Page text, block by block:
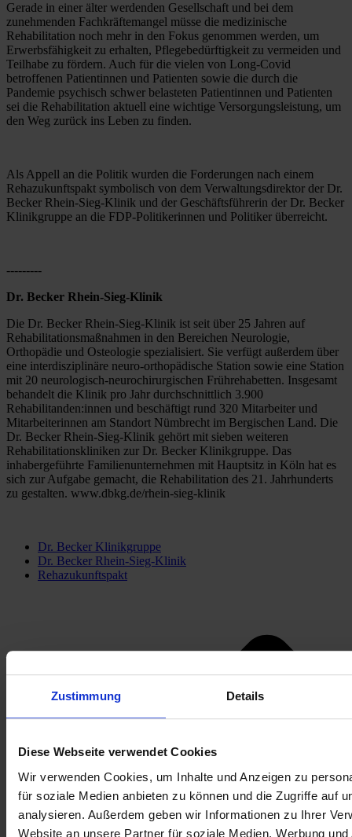
Zustimmung Details
Diese Webseite verwendet Cookies
Wir verwenden Cookies, um Inhalte und Anzeigen zu
für soziale Medien anbieten zu können und die Zugriffe auf
analysieren. Außerdem geben wir Informationen zu Ihrer
Website an unsere Partner für soziale Medien, Werbung
Gerade in einer älter werdenden Gesellschaft und bei dem
zunehmenden Fachkräftemangel müsse die medizinische
Rehabilitation noch mehr in den Fokus genommen werden, um
Erwerbsfähigkeit zu erhalten, Pflegebedürftigkeit zu vermeiden und
Teilhabe zu fördern. Auch für die vielen von Long-Covid
betroffenen Patientinnen und Patienten sowie die durch die
Pandemie psychisch schwer belasteten Patientinnen und Patienten
sei die Rehabilitation aktuell eine wichtige Versorgungsleistung, um
den Weg zurück ins Leben zu finden.
Als Appell an die Politik wurden die Forderungen nach einem
Rehazukunftspakt symbolisch von dem Verwaltungsdirektor der Dr.
Becker Rhein-Sieg-Klinik und der Geschäftsführerin der Dr. Becker
Klinikgruppe an die FDP-Politikerinnen und Politiker überreicht.
---------
Dr. Becker Rhein-Sieg-Klinik
Die Dr. Becker Rhein-Sieg-Klinik ist seit über 25 Jahren auf
Rehabilitationsmaßnahmen in den Bereichen Neurologie,
Orthopädie und Osteologie spezialisiert. Sie verfügt außerdem über
eine interdisziplinäre neuro-orthopädische Station sowie eine Station
mit 20 neurologisch-neurochirurgischen Frührehabetten. Insgesamt
behandelt die Klinik pro Jahr durchschnittlich 3.900
Rehabilitanden:innen und beschäftigt rund 320 Mitarbeiter und
Mitarbeiterinnen am Standort Nümbrecht im Bergischen Land. Die
Dr. Becker Rhein-Sieg-Klinik gehört mit sieben weiteren
Rehabilitationskliniken zur Dr. Becker Klinikgruppe. Das
inhabergeführte Familienunternehmen mit Hauptsitz in Köln hat es
sich zur Aufgabe gemacht, die Rehabilitation des 21. Jahrhunderts
zu gestalten. www.dbkg.de/rhein-sieg-klinik
Dr. Becker Klinikgruppe
Dr. Becker Rhein-Sieg-Klinik
Rehazukunftspakt